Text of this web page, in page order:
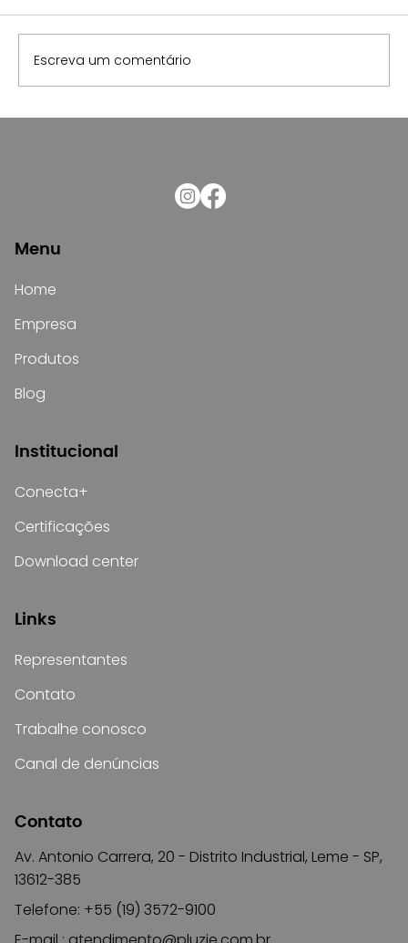
Escreva um comentário
Menu
Home
Empresa
Produtos
Blog
Institucional
Conecta+
Certificações
Download center
Links
Representantes
Contato
Trabalhe conosco
Canal de denúncias
Contato
Av. Antonio Carrera, 20 - Distrito Industrial, Leme - SP,
13612-385
Telefone: +55 (19) 3572-9100